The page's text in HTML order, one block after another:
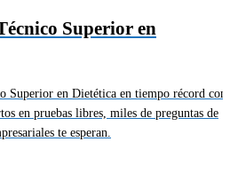
Superior en
Superior en Dietética en tiempo récord con
en pruebas libres, miles de preguntas de
te esperan.